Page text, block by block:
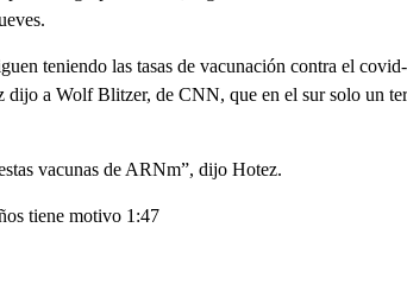
teniendo las tasas de vacunación contra el
dijo a Wolf Blitzer, de CNN, que en el sur solo un
vacunas de ARNm”, dijo Hotez.
tiene motivo 1:47